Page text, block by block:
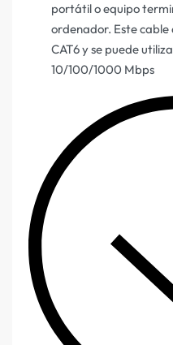
portátil o equipo
ordenador. Este cable
CAT6 y se puede
10/100/1000 Mbps